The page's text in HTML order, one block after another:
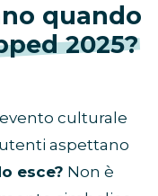
quando
2025?
culturale
aspettano
esce? Non è